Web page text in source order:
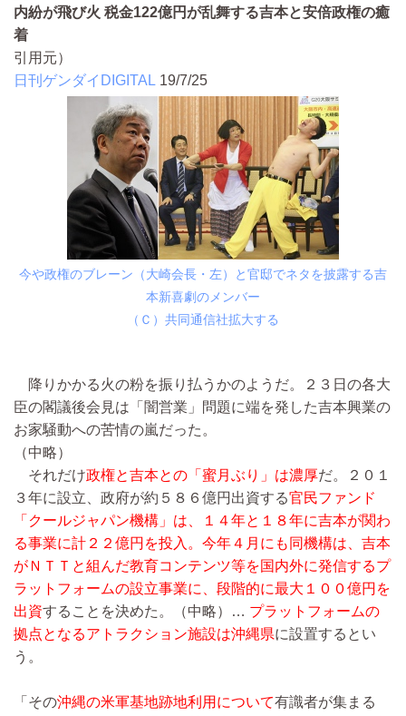
内紛が飛び火 税金122億円が乱舞する吉本と安倍政権の癒
着
引用元）
日刊ゲンダイDIGITAL 19/7/25
今や政権のブレーン（大崎会長・左）と官邸でネタを披露する吉
本新喜劇のメンバー
（Ｃ）共同通信社拡大する
降りかかる火の粉を振り払うかのようだ。２３日の各大
臣の閣議後会見は「闇営業」問題に端を発した吉本興業の
お家騒動への苦情の嵐だった。
（中略）
それだけ政権と吉本との「蜜月ぶり」は濃厚だ。２０１
３年に設立、政府が約５８６億円出資する官民ファンド
「クールジャパン機構」は、１４年と１８年に吉本が関わ
る事業に計２２億円を投入。今年４月にも同機構は、吉本
がＮＴＴと組んだ教育コンテンツ等を国内外に発信するプ
ラットフォームの設立事業に、段階的に最大１００億円を
出資することを決めた。 （中略）… プラットフォームの
拠点となるアトラクション施設は沖縄県に設置するとい
う。
「その沖縄の米軍基地跡地利用について有識者が集まる